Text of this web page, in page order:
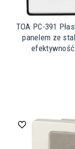
TOA PC-391
panelem ze
efektywność